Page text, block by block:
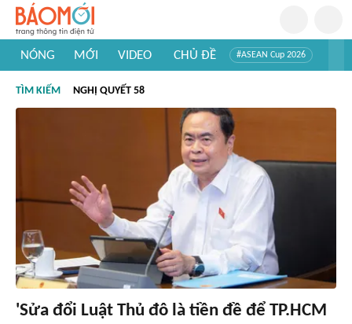
NÓNG MỚI VIDEO CHỦ ĐỀ #ASEAN Cup 2026
#Khám phá thế giới
TÌM KIẾM NGHỊ QUYẾT 58
'Sửa đổi Luật Thủ đô là tiền đề để TP.HCM